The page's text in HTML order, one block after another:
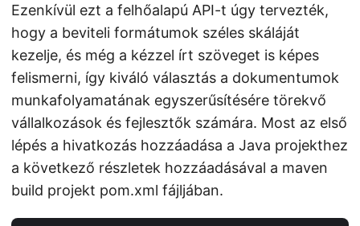
Ezenkívül ezt a felhőalapú API-t úgy tervezték,
hogy a beviteli formátumok széles skáláját
kezelje, és még a kézzel írt szöveget is képes
felismerni, így kiváló választás a dokumentumok
munkafolyamatának egyszerűsítésére törekvő
vállalkozások és fejlesztők számára. Most az első
lépés a hivatkozás hozzáadása a Java projekthez
a következő részletek hozzáadásával a maven
build projekt pom.xml fájljában.